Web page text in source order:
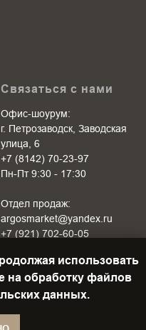
Связаться с нами
Офис-шоурум:
г. Петрозаводск, Заводская
улица, 6
+7 (8142) 70-23-97
Пн-Пт 9:30 - 17:30
Отдел продаж:
argosmarket@yandex.ru
+7 (921) 702-60-05
Cб-Вс 10:00 - 18:00использовать
на обработку файлов
данных.